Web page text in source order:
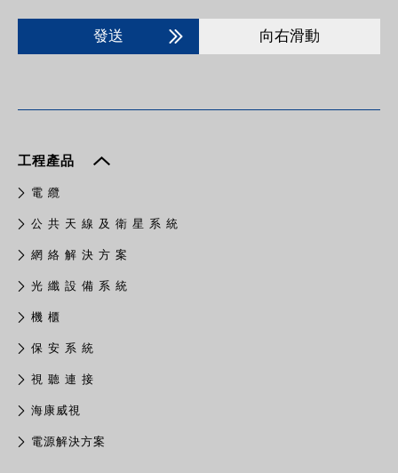
發送 向右滑動
工程產品
電 纜
公 共 天 線 及 衛 星 系 統
網 絡 解 決 方 案
光 纖 設 備 系 統
機 櫃
保 安 系 統
視 聽 連 接
​海康威視
電源解決方案